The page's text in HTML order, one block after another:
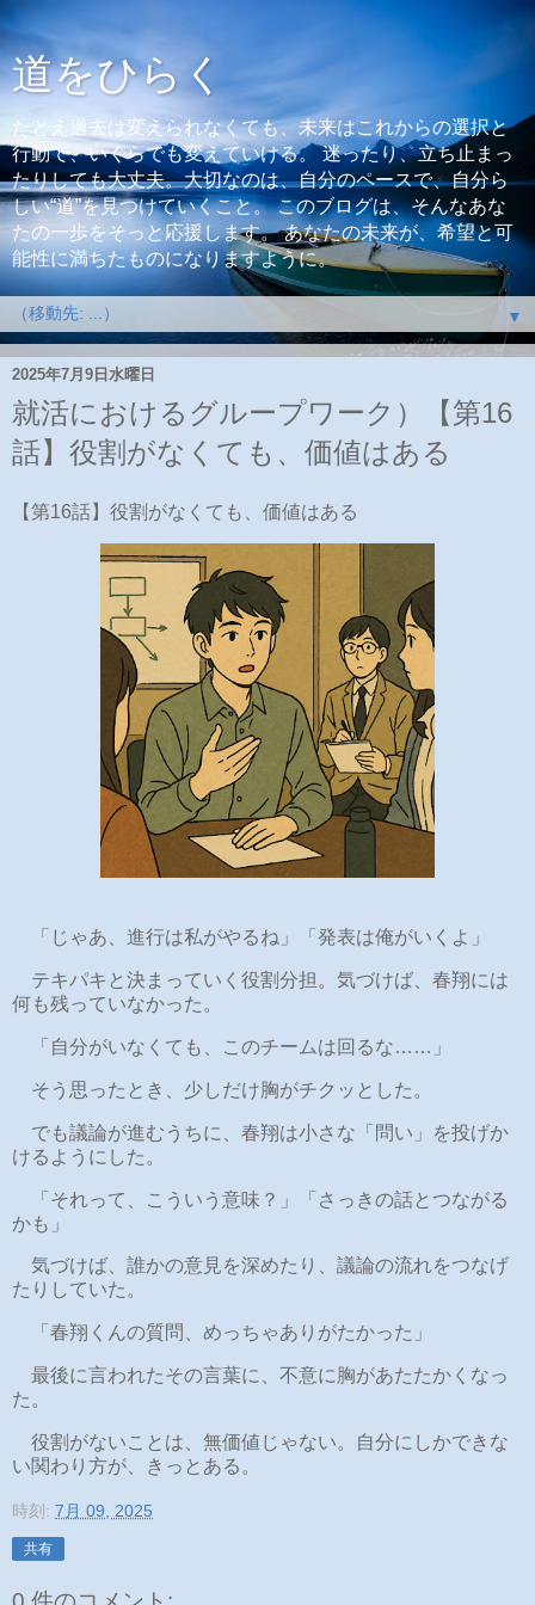
道をひらく
たとえ過去は変えられなくても、未来はこれからの選択と
行動で、いくらでも変えていける。 迷ったり、立ち止まっ
たりしても大丈夫。大切なのは、自分のペースで、自分ら
しい“道”を見つけていくこと。 このブログは、そんなあな
たの一歩をそっと応援します。 あなたの未来が、希望と可
能性に満ちたものになりますように。
▼
2025年7月9日水曜日
就活におけるグループワーク）【第16
話】役割がなくても、価値はある
【第16話】役割がなくても、価値はある
「じゃあ、進行は私がやるね」「発表は俺がいくよ」
テキパキと決まっていく役割分担。気づけば、春翔には
何も残っていなかった。
「自分がいなくても、このチームは回るな……」
そう思ったとき、少しだけ胸がチクッとした。
でも議論が進むうちに、春翔は小さな「問い」を投げか
けるようにした。
「それって、こういう意味？」「さっきの話とつながる
かも」
気づけば、誰かの意見を深めたり、議論の流れをつなげ
たりしていた。
「春翔くんの質問、めっちゃありがたかった」
最後に言われたその言葉に、不意に胸があたたかくなっ
た。
役割がないことは、無価値じゃない。自分にしかできな
い関わり方が、きっとある。
時刻: 7月 09, 2025
共有